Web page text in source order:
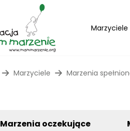
Marzyciele
Marzyciele Marzenia
Marzenia oczekujące